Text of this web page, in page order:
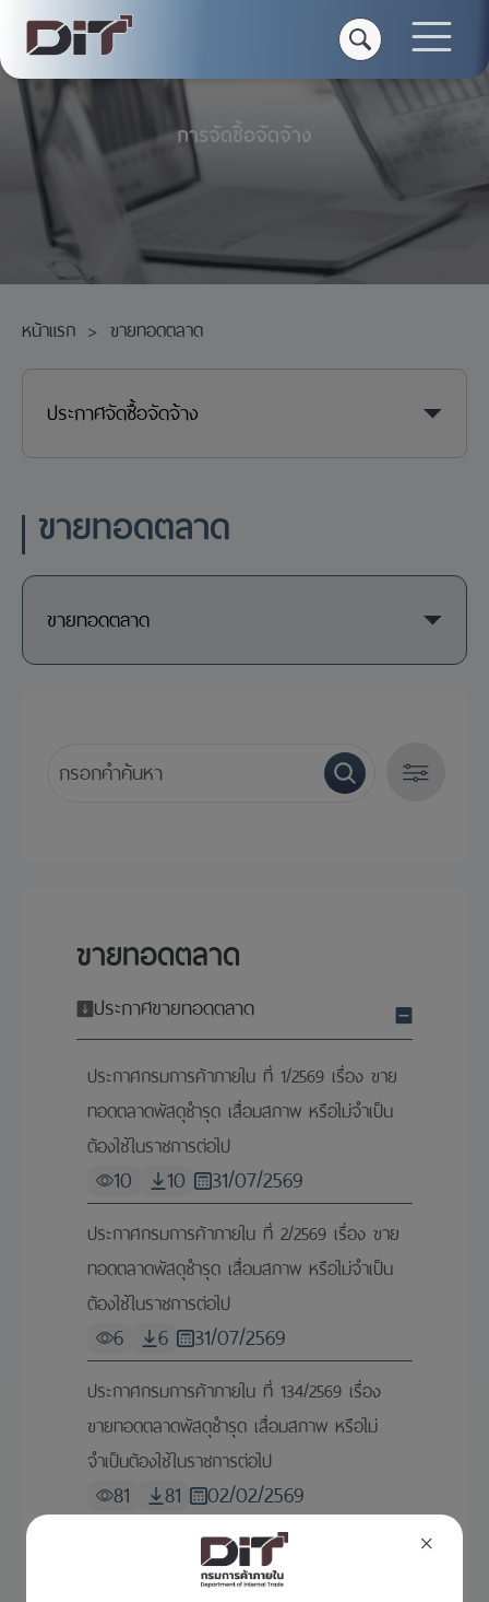
การจัดซื้อจัดจ้าง
หน้าแรก ขายทอดตลาด
ประกาศจัดซื้อจัดจ้าง
ขายทอดตลาด
ขายทอดตลาด
ขายทอดตลาด
ประกาศขายทอดตลาด
ประกาศกรมการค้าภายใน ที่ 1/2569 เรื่อง ขาย
ทอดตลาดพัสดุชำรุด เสื่อมสภาพ หรือไม่จำเป็น
ต้องใช้ในราชการต่อไป
10 10 31/07/2569
ประกาศกรมการค้าภายใน ที่ 2/2569 เรื่อง ขาย
ทอดตลาดพัสดุชำรุด เสื่อมสภาพ หรือไม่จำเป็น
ต้องใช้ในราชการต่อไป
6 6 31/07/2569
ประกาศกรมการค้าภายใน ที่ 134/2569 เรื่อง
ขายทอดตลาดพัสดุชำรุด เสื่อมสภาพ หรือไม่
จำเป็นต้องใช้ในราชการต่อไป
81 81 02/02/2569
ประกาศขายทอดตลาดพัสดุชำรุด เสื่อมสภาพหรือ
ไม่จำเป็นต้องใช้ในราชการ เลขที่ 1/2563 ลงวันที่
×